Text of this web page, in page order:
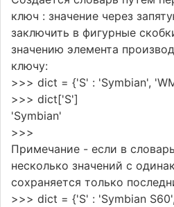
ключ : значение через
заключить в фигурные
значению элемента
ключу:
>>> dict = {'S' : 'Symbian',
>>> dict['S']
'Symbian'
>>>
Примечание - если в
несколько значений с
сохраняется только
>>> dict = {'S' : 'Symbian